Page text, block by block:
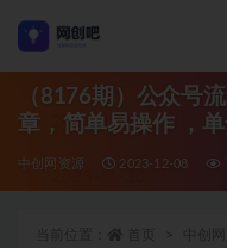
（8176期）公众号
章，简单易操作 ，
中创网资源 2023-12-08